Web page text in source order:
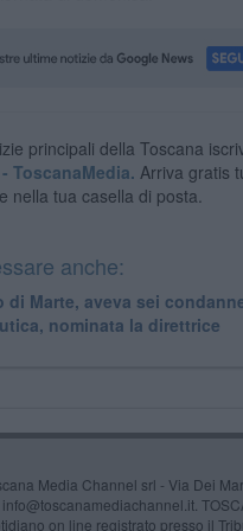
principali della Toscana
ToscanaMedia. Arriva gratis
nella tua casella di posta.
anche:
Marte, aveva sei
nominata la direttrice
Media Channel srl - Via Dei
info@toscanamediachannel.it.
on line registrato presso il